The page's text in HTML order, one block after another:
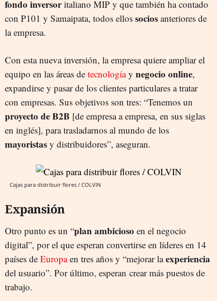
fondo inversoritaliano MIP y que también ha contado
con P101 y Samaipata, todos ellos socios anteriores de
la empresa.
Con esta nueva inversión, la empresa quiere ampliar el
equipo en las áreas de tecnologíay negocio online,
expandirse y pasar de los clientes particulares a tratar
con empresas. Sus objetivos son tres: “Tenemos un
proyecto de B2B [de empresa a empresa, en sus siglas
en inglés], para trasladarnos al mundo de los
mayoristas y distribuidores”, aseguran.
Cajas para distribuir flores / COLVIN
Expansión
Otro punto es un “plan ambicioso en el negocio
digital”, por el que esperan convertirse en líderes en 14
países de Europaen tres años y “mejorar laexperiencia
del usuario”. Por último, esperan crear más puestos de
trabajo.